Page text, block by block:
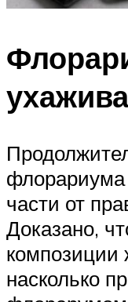
части от
Доказано,
композиции
насколько